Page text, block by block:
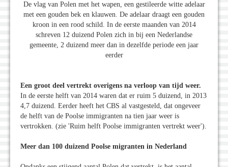
De vlag van Polen met het wapen, een gestileerde witte adelaar
met een gouden bek en klauwen. De adelaar draagt een gouden
kroon in een rood schild. In de eerste maanden van 2014
schreven 12 duizend Polen zich in bij een Nederlandse
gemeente, 2 duizend meer dan in dezelfde periode een jaar
eerder
Een groot deel vertrekt overigens na verloop van tijd weer.
In de eerste helft van 2014 waren dat er ruim 5 duizend, in 2013
4,7 duizend. Eerder heeft het CBS al vastgesteld, dat ongeveer
de helft van de Poolse immigranten na tien jaar weer is
vertrokken. (zie 'Ruim helft Poolse immigranten vertrekt weer').
Meer dan 100 duizend Poolse migranten in Nederland